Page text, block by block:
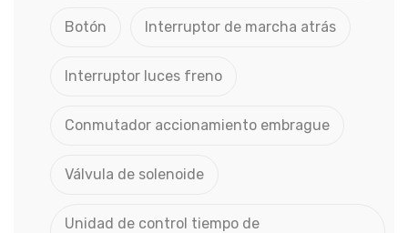
Botón Interruptor de marcha atrás
Interruptor luces freno
Conmutador accionamiento embrague
Válvula de solenoide
Unidad de control tiempo de